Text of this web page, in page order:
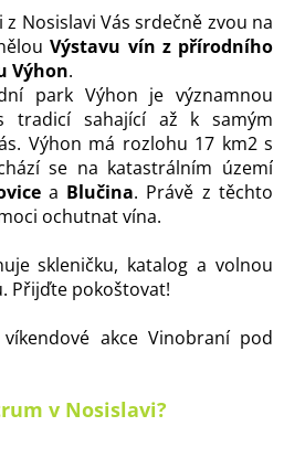
z Nosislavi Vás srdečně zvou na
Výstavu vín z přírodního
Výhon.
park Výhon je významnou
tradicí sahající až k samým
Výhon má rozlohu 17 km2 s
se na katastrálním území
a Blučina. Právě z těchto
ochutnat vína.
skleničku, katalog a volnou
Přijďte pokoštovat!
akce Vinobraní pod
v Nosislavi?